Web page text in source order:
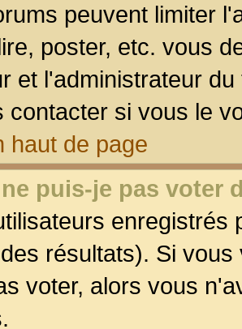
peuvent limiter
poster, etc. vous
et l'administrateur
contacter si vous le
haut de page
puis-je pas voter
enregistrés
résultats). Si
voter, alors vous